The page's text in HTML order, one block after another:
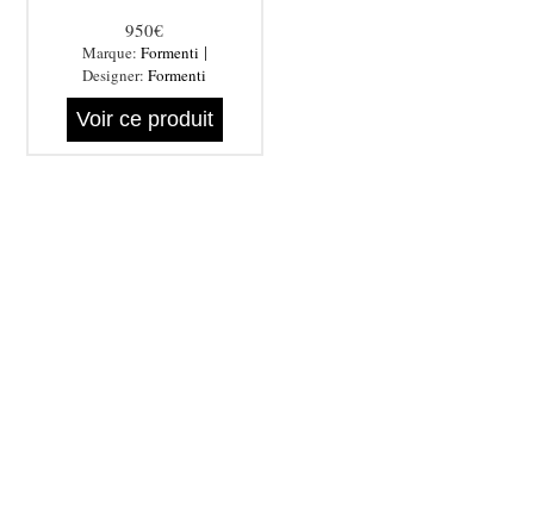
950€
Marque: Formenti |
Designer:Formenti
Voir ce produit